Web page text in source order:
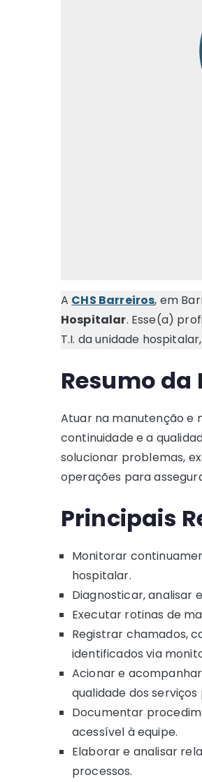
A CHS Barreiros, em
Hospitalar. Esse(a)
T.I. da unidade
Resumo da
Atuar na manutenção e
continuidade e a
solucionar problemas,
operações para
Principais
Monitorar
hospitalar.
Diagnosticar, analisar
Executar rotinas de
Registrar chamados,
identificados via
Acionar e
qualidade dos
Documentar
acessível à equipe.
Elaborar e analisar
processos.